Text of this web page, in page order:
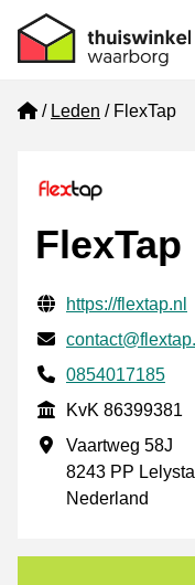
Home
Leden FlexTap
FlexTap
Gecontroleerde
Website URL
https://flextap.nl
E-mail
Telefoonnummer
0854017185
KvK
KvK 86399381
Vestigingsadres
Vaartweg 58J
8243 PP
Nederland